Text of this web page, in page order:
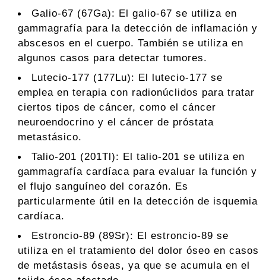
Galio-67 (67Ga): El galio-67 se utiliza en
gammagrafía para la detección de inflamación y
abscesos en el cuerpo. También se utiliza en
algunos casos para detectar tumores.
Lutecio-177 (177Lu): El lutecio-177 se
emplea en terapia con radionúclidos para tratar
ciertos tipos de cáncer, como el cáncer
neuroendocrino y el cáncer de próstata
metastásico.
Talio-201 (201Tl): El talio-201 se utiliza en
gammagrafía cardíaca para evaluar la función y
el flujo sanguíneo del corazón. Es
particularmente útil en la detección de isquemia
cardíaca.
Estroncio-89 (89Sr): El estroncio-89 se
utiliza en el tratamiento del dolor óseo en casos
de metástasis óseas, ya que se acumula en el